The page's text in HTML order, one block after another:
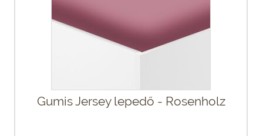
Gumis Jersey lepedő - Rosenholz